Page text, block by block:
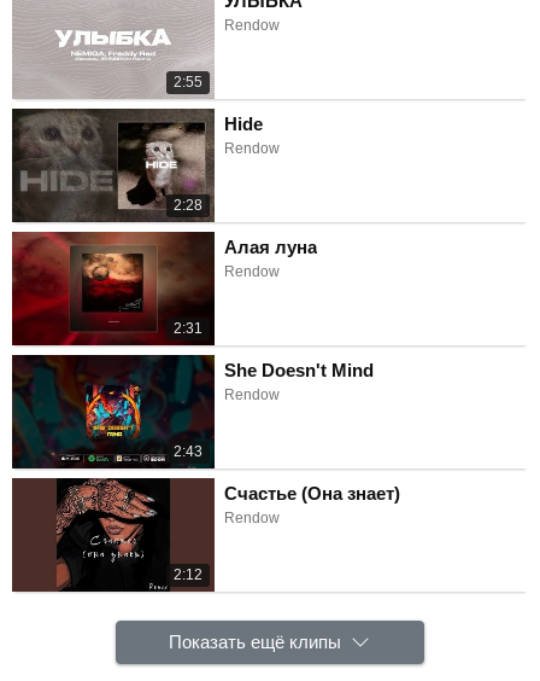
2:55
Rendow
2:28
Hide
Rendow
2:31
Алая луна
Rendow
2:43
She Doesn't Mind
Rendow
2:12
Счастье (Она знает)
Rendow
Показать ещё клипы